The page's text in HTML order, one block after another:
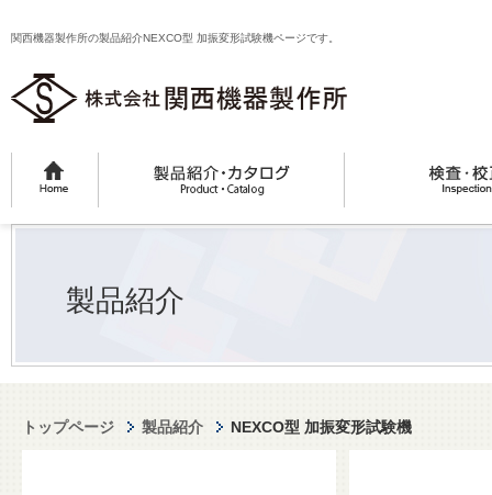
関西機器製作所の製品紹介NEXCO型 加振変形試験機ページです。
製品紹介
トップページ 製品紹介 NEXCO型 加振変形試験機